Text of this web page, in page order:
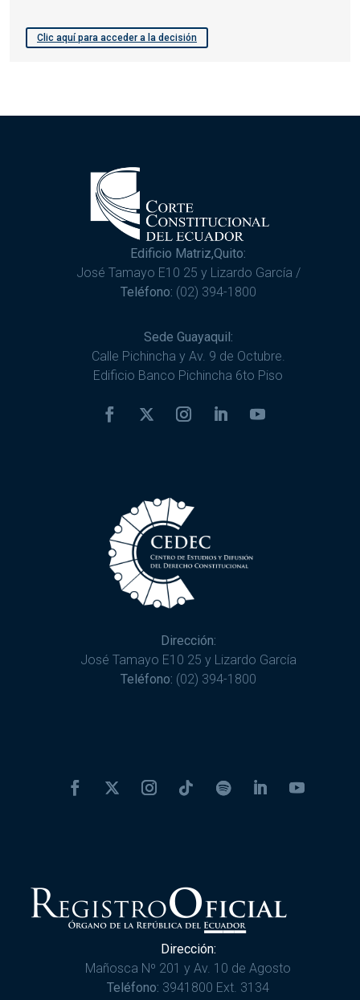
Clic aquí para acceder a la decisión
Edificio Matriz,Quito:
José Tamayo E10 25 y Lizardo García /
Teléfono: (02) 394-1800
Sede Guayaquil:
Calle Pichincha y Av. 9 de Octubre.
Edificio Banco Pichincha 6to Piso
Dirección:
José Tamayo E10 25 y Lizardo García
Teléfono: (02) 394-1800
Dirección:
Mañosca Nº 201 y Av. 10 de Agosto
Teléfono: 3941800 Ext. 3134